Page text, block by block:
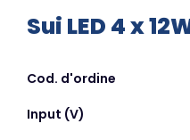
Sui LED 4 x
Cod. d'ordine
Input (V)